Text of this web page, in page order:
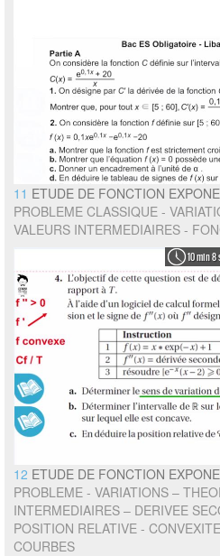
11 ETUDE DE FONCTION
PROBLEME CLASSIQUE -
VALEURS INTERMEDIAIRES -
10 min 8
12 ETUDE DE FONCTION
PROBLEME - VARIATIONS –
INTERMEDIAIRES – DERIVEE
POSITION RELATIVE -
COURBES